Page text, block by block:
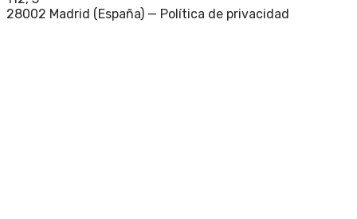
28002 Madrid (España) — Política de privacidad